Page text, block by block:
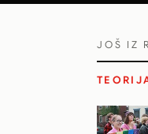
JOŠ IZ